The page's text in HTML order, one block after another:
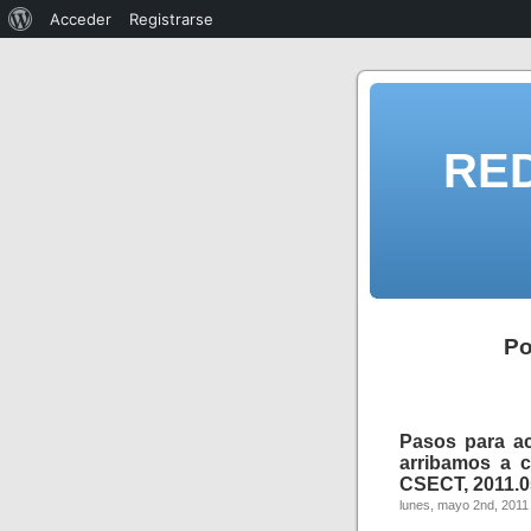
Pasos para
arribamos a
CSECT,
lunes, mayo 2nd, 2011
Acceder Registrarse